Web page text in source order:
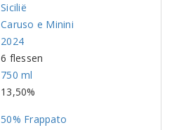
Sicilië
Caruso e Minini
2024
6 flessen
750 ml
13,50%
50% Frappato